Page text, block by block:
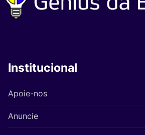
Institucional
Apoie-nos
Anuncie